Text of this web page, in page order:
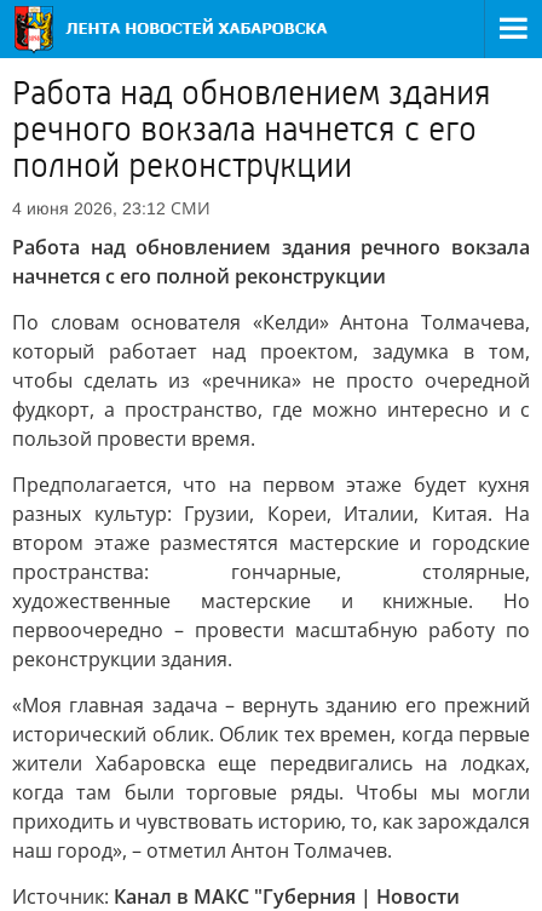
Работа над обновлением здания
речного вокзала начнется с его
полной реконструкции
4 июня 2026, 23:12 СМИ
Работа над обновлением здания речного вокзала
начнется с его полной реконструкции
По словам основателя «Келди» Антона Толмачева,
который работает над проектом, задумка в том,
чтобы сделать из «речника» не просто очередной
фудкорт, а пространство, где можно интересно и с
пользой провести время.
Предполагается, что на первом этаже будет кухня
разных культур: Грузии, Кореи, Италии, Китая. На
втором этаже разместятся мастерские и городские
пространства: гончарные, столярные,
художественные мастерские и книжные. Но
первоочередно – провести масштабную работу по
реконструкции здания.
«Моя главная задача – вернуть зданию его прежний
исторический облик. Облик тех времен, когда первые
жители Хабаровска еще передвигались на лодках,
когда там были торговые ряды. Чтобы мы могли
приходить и чувствовать историю, то, как зарождался
наш город», – отметил Антон Толмачев.
Источник: Канал в МАКС "Губерния | Новости